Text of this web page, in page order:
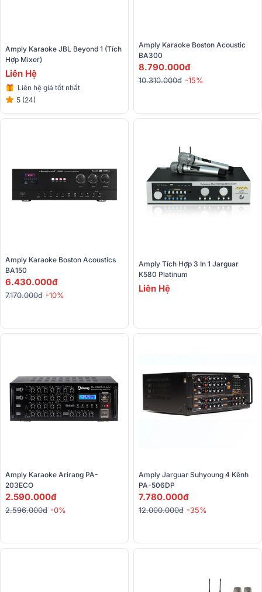
Amply Karaoke JBL Beyond 1 (Tích
Hợp Mixer)
Liên Hệ
Liên hệ giá tốt nhất
5 (24)
Amply Karaoke Boston Acoustic
BA300
8.790.000đ
10.310.000đ -15%
Amply Karaoke Boston Acoustics
BA150
6.430.000đ
7.170.000đ -10%
Amply Tích Hợp 3 In 1 Jarguar
K580 Platinum
Liên Hệ
Amply Karaoke Arirang PA-
203ECO
2.590.000đ
2.596.000đ -0%
Amply Jarguar Suhyoung 4 Kênh
PA-506DP
7.780.000đ
12.000.000đ -35%